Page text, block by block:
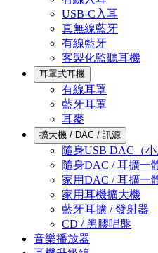
USB-C入耳
真無線藍牙
有線藍牙
客製化監聽耳機
耳罩式耳機
有線耳罩
藍牙耳罩
耳麥
擴大機 / DAC / 訊源
隨身USB DAC（小
隨身DAC / 耳擴一
家用DAC / 耳擴一
家用耳機擴大機
藍牙耳擴 / 發射器
CD / 黑膠唱盤
音樂播放器